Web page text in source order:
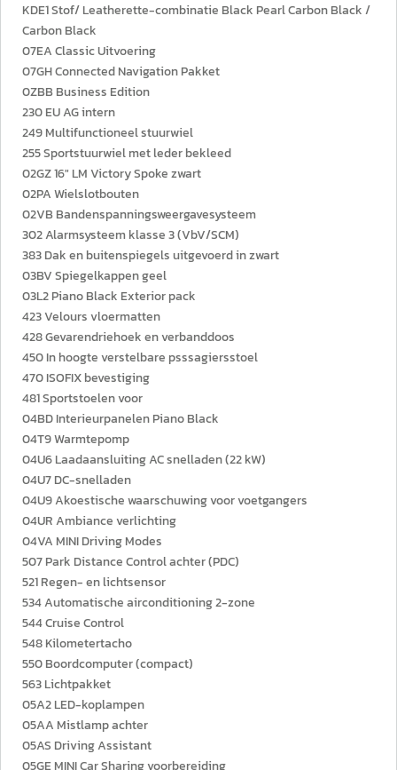
KDE1 Stof/ Leatherette-combinatie Black Pearl Carbon Black /
Carbon Black
07EA Classic Uitvoering
07GH Connected Navigation Pakket
0ZBB Business Edition
230 EU AG intern
249 Multifunctioneel stuurwiel
255 Sportstuurwiel met leder bekleed
02GZ 16" LM Victory Spoke zwart
02PA Wielslotbouten
02VB Bandenspanningsweergavesysteem
302 Alarmsysteem klasse 3 (VbV/SCM)
383 Dak en buitenspiegels uitgevoerd in zwart
03BV Spiegelkappen geel
03L2 Piano Black Exterior pack
423 Velours vloermatten
428 Gevarendriehoek en verbanddoos
450 In hoogte verstelbare psssagiersstoel
470 ISOFIX bevestiging
481 Sportstoelen voor
04BD Interieurpanelen Piano Black
04T9 Warmtepomp
04U6 Laadaansluiting AC snelladen (22 kW)
04U7 DC-snelladen
04U9 Akoestische waarschuwing voor voetgangers
04UR Ambiance verlichting
04VA MINI Driving Modes
507 Park Distance Control achter (PDC)
521 Regen- en lichtsensor
534 Automatische airconditioning 2-zone
544 Cruise Control
548 Kilometertacho
550 Boordcomputer (compact)
563 Lichtpakket
05A2 LED-koplampen
05AA Mistlamp achter
05AS Driving Assistant
05GE MINI Car Sharing voorbereiding